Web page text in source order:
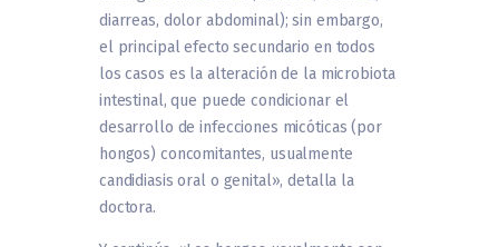
diarreas, dolor abdominal); sin embargo,
el principal efecto secundario en todos
los casos es la alteración de la microbiota
intestinal, que puede condicionar el
desarrollo de infecciones micóticas (por
hongos) concomitantes, usualmente
candidiasis oral o genital», detalla la
doctora.